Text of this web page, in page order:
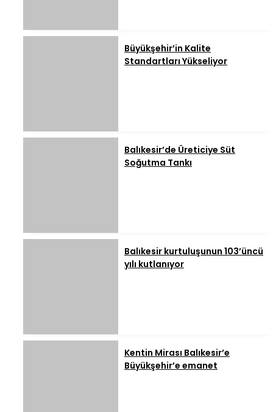
Büyükşehir’in Kalite
Standartları Yükseliyor
Balıkesir’de Üreticiye Süt
Soğutma Tankı
Balıkesir kurtuluşunun 103’üncü
yılı kutlanıyor
Kentin Mirası Balıkesir’e
Büyükşehir’e emanet